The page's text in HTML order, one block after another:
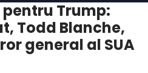
Trump:
Todd Blanche,
general al SUA